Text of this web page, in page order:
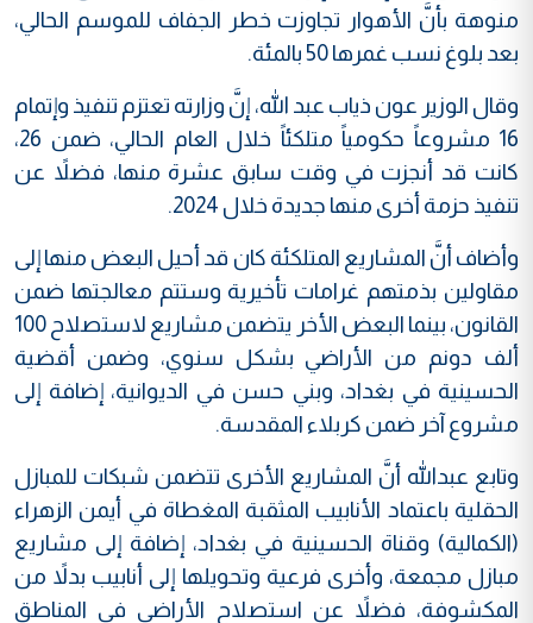
منوهة بأنَّ الأهوار تجاوزت خطر الجفاف للموسم الحالي،
بعد بلوغ نسب غمرها 50 بالمئة.
وقال الوزير عون ذياب عبد الله، إنَّ وزارته تعتزم تنفيذ وإتمام
16 مشروعاً حكومياً متلكئاً خلال العام الحالي، ضمن 26،
كانت قد أنجزت في وقت سابق عشرة منها، فضلاً عن
تنفيذ حزمة أخرى منها جديدة خلال 2024.
وأضاف أنَّ المشاريع المتلكئة كان قد أحيل البعض منها إلى
مقاولين بذمتهم غرامات تأخيرية وستتم معالجتها ضمن
القانون، بينما البعض الأخر يتضمن مشاريع لاستصلاح 100
ألف دونم من الأراضي بشكل سنوي، وضمن أقضية
الحسينية في بغداد، وبني حسن في الديوانية، إضافة إلى
مشروع آخر ضمن كربلاء المقدسة.
وتابع عبدالله أنَّ المشاريع الأخرى تتضمن شبكات للمبازل
الحقلية باعتماد الأنابيب المثقبة المغطاة في أيمن الزهراء
(الكمالية) وقناة الحسينية في بغداد، إضافة إلى مشاريع
مبازل مجمعة، وأخرى فرعية وتحويلها إلى أنابيب بدلاً من
المكشوفة، فضلاً عن استصلاح الأراضي في المناطق